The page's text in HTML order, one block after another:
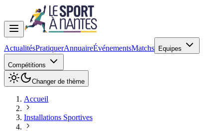
ActualitésPratiquerAnnuaireÉvénementsMatchs Equipes
Compétitions
Changer de thème
Accueil
Installations Sportives